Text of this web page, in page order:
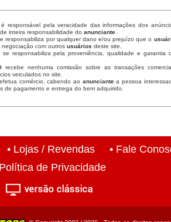
responsável pela veracidade das informações dos
inteira responsabilidade do anunciante.
responsabiliza por qualquer dano e/ou prejuízo que o
com outros usuários deste site.
se responsabiliza pela proveniência, qualidade e garantia
recebe nenhuma comissão sobre as transações
veiculados no site.
efetua comércio, cabendo ao anunciantea pessoa
de pagamento e entrega do bem adquirido.